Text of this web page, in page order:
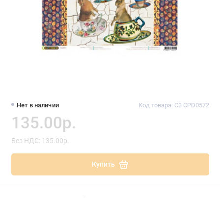
Нет в наличии Код товара: C3 CPD0572
135.00р.
Без НДС: 135.00р.
Купить